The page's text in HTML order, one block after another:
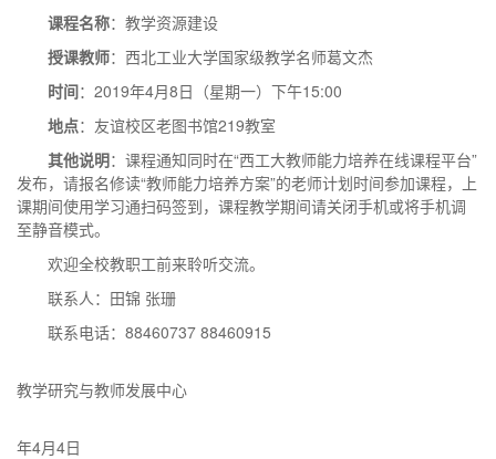
课程名称：教学资源建设
授课教师：西北工业大学国家级教学名师葛文杰
时间：2019年4月8日（星期一）下午15:00
地点：友谊校区老图书馆219教室
其他说明：课程通知同时在“西工大教师能力培养在线课程平台”
发布，请报名修读“教师能力培养方案”的老师计划时间参加课程，上
课期间使用学习通扫码签到，课程教学期间请关闭手机或将手机调
至静音模式。
欢迎全校教职工前来聆听交流。
联系人：田锦 张珊
联系电话：88460737 88460915
教学研究与教师发展中心
年4月4日